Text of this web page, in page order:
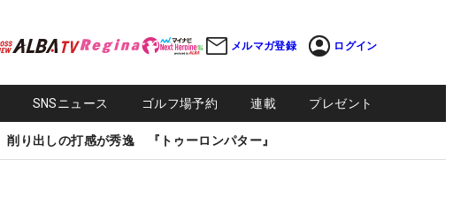
メルマガ登録 ログイン
SNSニュース ゴルフ場予約 連載 プレゼント
削り出しの打感が秀逸 『トゥーロンパター』